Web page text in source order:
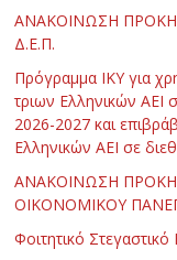
ΑΝΑΚΟΙΝΩΣΗ
Δ.Ε.Π.
Πρόγραμμα ΙΚΥ για
τριων Ελληνικών ΑΕΙ
2026-2027 και
Ελληνικών ΑΕΙ σε
ΑΝΑΚΟΙΝΩΣΗ
ΟΙΚΟΝΟΜΙΚΟΥ
Φοιτητικό